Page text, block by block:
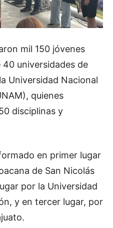
mil 150 jóvenes
universidades de
Universidad Nacional
quienes
disciplinas y
en primer lugar
de San Nicolás
por la Universidad
y en tercer lugar, por